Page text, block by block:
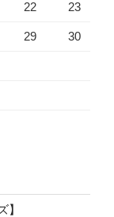
22 23
29 30
】